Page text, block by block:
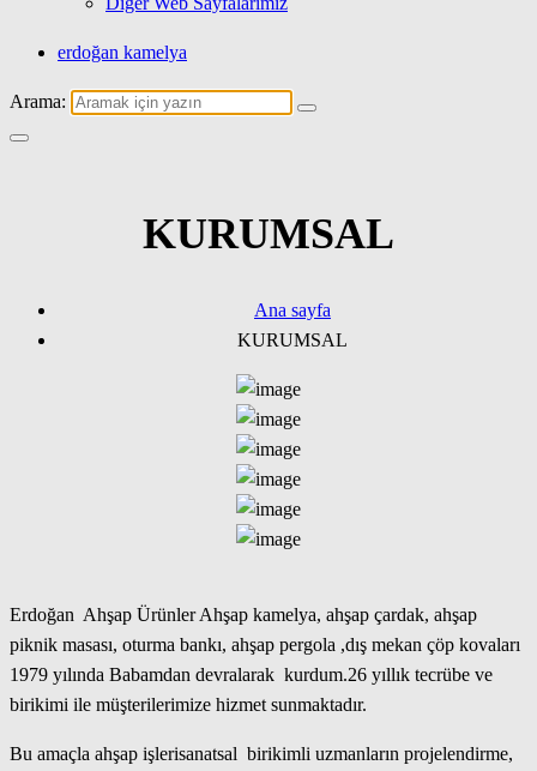
erdoğan kamelya
Arama:
KURUMSAL
Ana sayfa
KURUMSAL
Erdoğan Ahşap Ürünler Ahşap kamelya, ahşap çardak, ahşap
piknik masası, oturma bankı, ahşap pergola ,dış mekan çöp kovaları
1979 yılında Babamdan devralarak kurdum.26 yıllık tecrübe ve
birikimi ile müşterilerimize hizmet sunmaktadır.
Bu amaçla ahşap işlerisanatsal birikimli uzmanların projelendirme,